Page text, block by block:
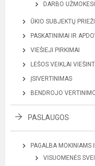
DARBO
ŪKIO SUBJEKTŲ
PASKATINIMAI IR
VIEŠIEJI PIRKIMAI
LĖŠOS VEIKLAI VIEŠINTI
ĮSIVERTINIMAS
BENDROJO
PASLAUGOS
PAGALBA MOKINIAMS
VISUOMENĖS